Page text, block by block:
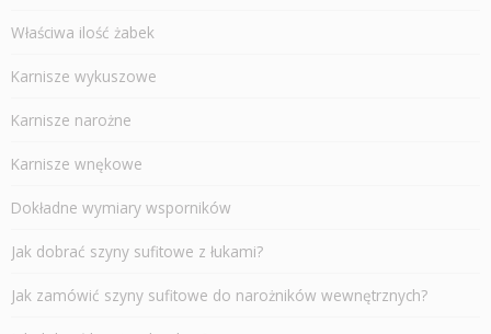
Właściwa ilość żabek
Karnisze wykuszowe
Karnisze narożne
Karnisze wnękowe
Dokładne wymiary wsporników
Jak dobrać szyny sufitowe z łukami?
Jak zamówić szyny sufitowe do narożników wewnętrznych?